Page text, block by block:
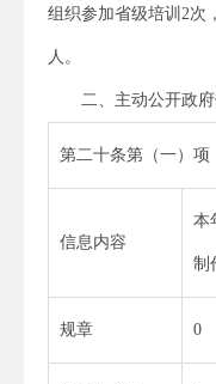
组织参加省级培训2次
人。
二、主动公开政
第二十条第（一）项
信息内容
本
制
规章 0